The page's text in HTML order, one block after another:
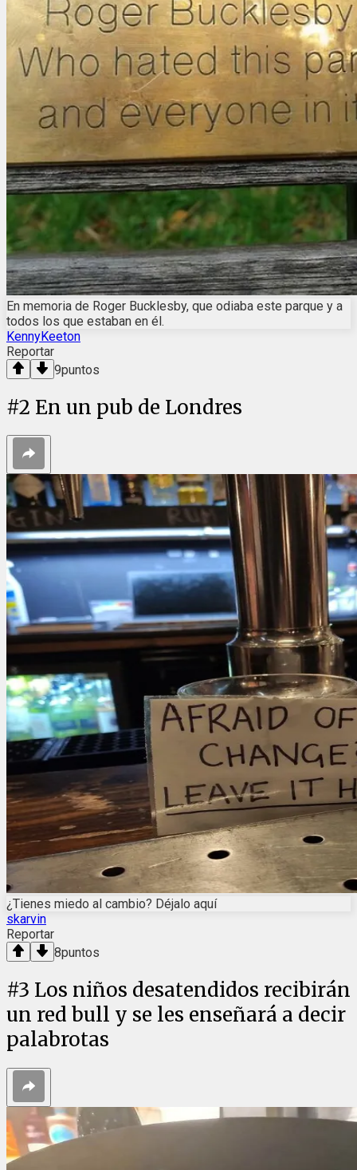
En memoria de Roger Bucklesby, que odiaba este parque y a
todos los que estaban en él.
KennyKeeton
Reportar
9puntos
#2 En un pub de Londres
¿Tienes miedo al cambio? Déjalo aquí
skarvin
Reportar
8puntos
#3 Los niños desatendidos recibirán
un red bull y se les enseñará a decir
palabrotas